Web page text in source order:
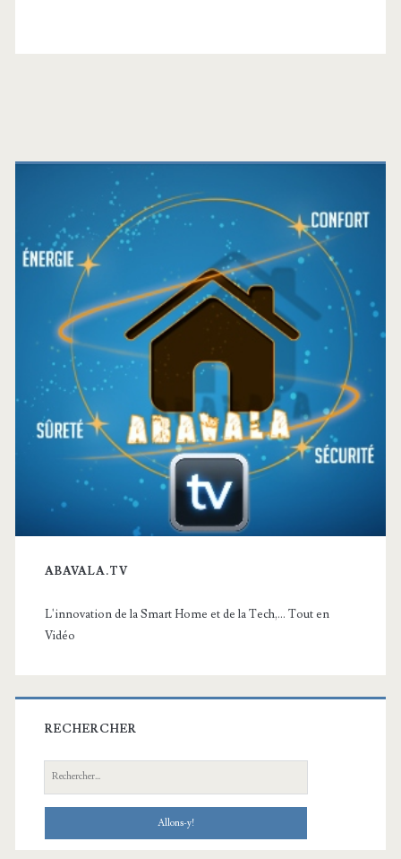
Barre
latérale
principale
ABAVALA.TV
L'innovation de la Smart Home et de la Tech,... Tout en
Vidéo
RECHERCHER
Recherche: